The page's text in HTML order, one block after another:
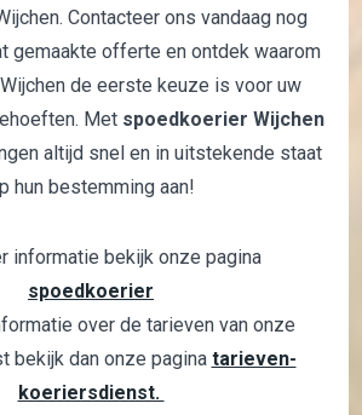
Contacteer ons vandaag nog
gemaakte offerte en ontdek waarom
de eerste keuze is voor uw
Met spoedkoerier Wijchen
altijd snel en in uitstekende staat
hun bestemming aan!
informatie bekijk onze pagina
spoedkoerier
over de tarieven van onze
bekijk dan onze pagina tarieven-
koeriersdienst.